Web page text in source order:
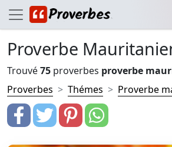
Proverbe
Trouvé75 proverbes proverbe
Proverbes
Thémes Proverbe